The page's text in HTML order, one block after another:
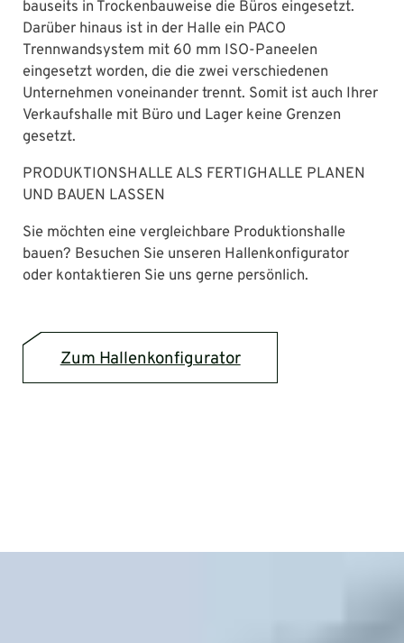
bauseits in Trockenbauweise die Büros eingesetzt.
Darüber hinaus ist in der Halle ein PACO
Trennwandsystem mit 60 mm ISO-Paneelen
eingesetzt worden, die die zwei verschiedenen
Unternehmen voneinander trennt. Somit ist auch Ihrer
Verkaufshalle mit Büro und Lager keine Grenzen
gesetzt.
PRODUKTIONSHALLE ALS FERTIGHALLE PLANEN
UND BAUEN LASSEN
Sie möchten eine vergleichbare Produktionshalle
bauen? Besuchen Sie unseren Hallenkonfigurator
oder kontaktieren Sie uns gerne persönlich.
Zum Hallenkonfigurator